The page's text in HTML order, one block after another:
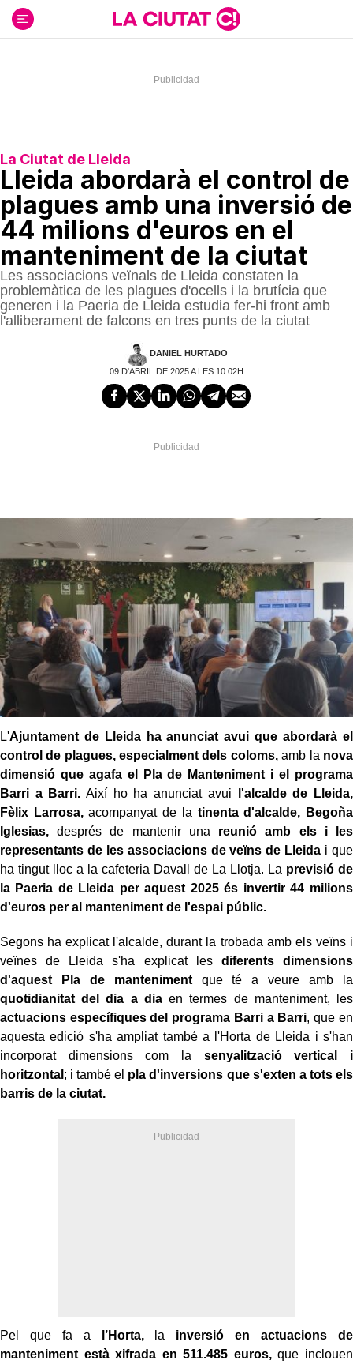
contenido
La Ciutat de Lleida
Lleida abordarà el control de
plagues amb una inversió de
44 milions d'euros en el
manteniment de la ciutat
Les associacions veïnals de Lleida constaten la
problemàtica de les plagues d'ocells i la brutícia que
generen i la Paeria de Lleida estudia fer-hi front amb
l'alliberament de falcons en tres punts de la ciutat
DANIEL HURTADO
09 D'ABRIL DE 2025 A LES 10:02H
L'Ajuntament de Lleida ha anunciat avui que abordarà el
control de plagues, especialment dels coloms,amb la nova
dimensió que agafa el Pla de Manteniment i el programa
Barri a Barri. Així ho ha anunciat avui l'alcalde de Lleida,
Fèlix Larrosa,acompanyat de la tinenta d'alcalde, Begoña
Iglesias, després de mantenir una reunió amb els i les
representants de les associacions de veïns de Lleida i que
ha tingut lloc a la cafeteria Davall de La Llotja. La previsió de
la Paeria de Lleida per aquest 2025 és invertir 44 milions
d'euros per al manteniment de l'espai públic.
Segons ha explicat l'alcalde, durant la trobada amb els veïns i
veïnes de Lleida s'ha explicat les diferents dimensions
d'aquest Pla de mantenimentque té a veure amb la
quotidianitat del dia a diaen termes de manteniment, les
actuacions específiques del programa Barri a Barri, que en
aquesta edició s'ha ampliat també a l'Horta de Lleida i s'han
incorporat dimensions com la senyalització vertical i
horitzontal ; i també el pla d'inversions que s'exten a tots els
barris de la ciutat.
Pel que fa a l’Horta,la inversió en actuacions de
manteniment està xifrada en 511.485 euros,que inclouen